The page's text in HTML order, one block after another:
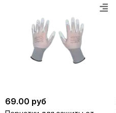
69.00 руб